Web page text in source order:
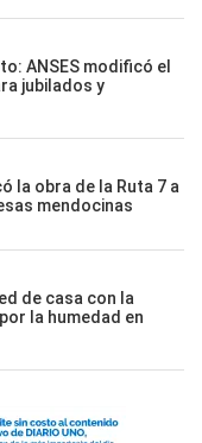
ANSES modificó el
jubilados y
la obra de la Ruta 7 a
mendocinas
de casa con la
la humedad en